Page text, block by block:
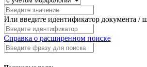
Или введите идентификатор документа /
Справка о расширенном поиске